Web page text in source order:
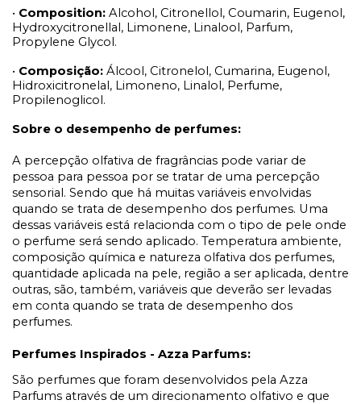
• Composition: Alcohol, Citronellol, Coumarin, Eugenol,
Hydroxycitronellal, Limonene, Linalool, Parfum,
Propylene Glycol.
• Composição: Álcool, Citronelol, Cumarina, Eugenol,
Hidroxicitronelal, Limoneno, Linalol, Perfume,
Propilenoglicol.
Sobre o desempenho de perfumes:
A percepção olfativa de fragrâncias pode variar de
pessoa para pessoa por se tratar de uma percepção
sensorial. Sendo que há muitas variáveis envolvidas
quando se trata de desempenho dos perfumes. Uma
dessas variáveis está relacionda com o tipo de pele onde
o perfume será sendo aplicado. Temperatura ambiente,
composição química e natureza olfativa dos perfumes,
quantidade aplicada na pele, região a ser aplicada, dentre
outras, são, também, variáveis que deverão ser levadas
em conta quando se trata de desempenho dos
perfumes.
Perfumes Inspirados - Azza Parfums:
São perfumes que foram desenvolvidos pela Azza
Parfums através de um direcionamento olfativo e que